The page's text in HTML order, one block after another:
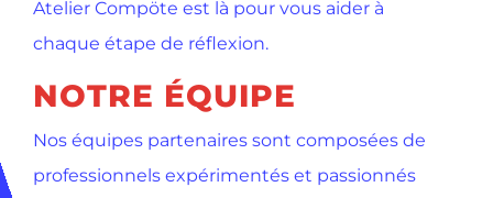
Atelier Compöte est là pour vous aider à
chaque étape de réflexion.
NOTRE ÉQUIPE
Nos équipes partenaires sont composées de
professionnels expérimentés et passionnés